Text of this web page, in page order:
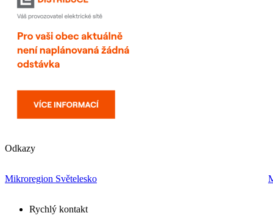
Odkazy
Mikroregion Světelesko
Rychlý kontakt